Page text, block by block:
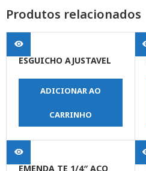
Produtos relacionados
ESGUICHO AJUSTAVEL
ADICIONAR AO
CARRINHO
EMENDA TE 1/4″ ACO